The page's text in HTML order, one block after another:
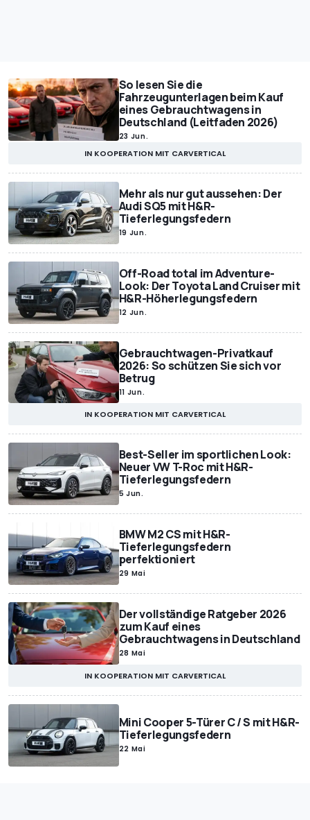
So lesen Sie die
Fahrzeugunterlagen beim Kauf
eines Gebrauchtwagens in
Deutschland (Leitfaden 2026)
23 Jun.
IN KOOPERATION MIT CARVERTICAL
Mehr als nur gut aussehen: Der
Audi SQ5 mit H&R-
Tieferlegungsfedern
19 Jun.
Off-Road total im Adventure-
Look: Der Toyota Land Cruiser mit
H&R-Höherlegungsfedern
12 Jun.
Gebrauchtwagen-Privatkauf
2026: So schützen Sie sich vor
Betrug
11 Jun.
IN KOOPERATION MIT CARVERTICAL
Best-Seller im sportlichen Look:
Neuer VW T-Roc mit H&R-
Tieferlegungsfedern
5 Jun.
BMW M2 CS mit H&R-
Tieferlegungsfedern
perfektioniert
29 Mai
Der vollständige Ratgeber 2026
zum Kauf eines
Gebrauchtwagens in Deutschland
28 Mai
IN KOOPERATION MIT CARVERTICAL
Mini Cooper 5-Türer C / S mit H&R-
Tieferlegungsfedern
22 Mai